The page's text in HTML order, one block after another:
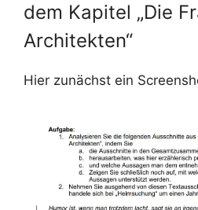
dem Kapitel „Die
Architekten“
Hier zunächst ein